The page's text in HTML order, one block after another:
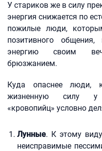
У стариков же в силу
энергия снижается по
пожилые люди,
позитивного
энергию своим
брюзжанием.
Куда опаснее люди,
жизненную силу у
«кровопийц» условно
Лунные. К этому
неисправимые